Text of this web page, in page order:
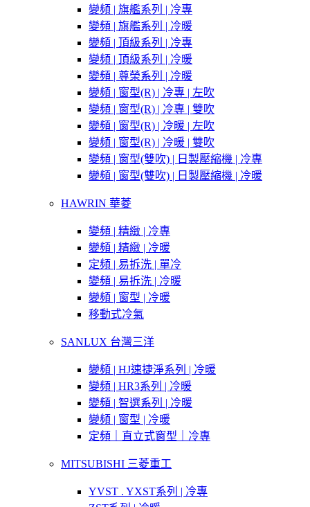
變頻 | 旗艦系列 | 冷專
變頻 | 旗艦系列 | 冷暖
變頻 | 頂級系列 | 冷專
變頻 | 頂級系列 | 冷暖
變頻 | 尊榮系列 | 冷暖
變頻 | 窗型(R) | 冷專 | 左吹
變頻 | 窗型(R) | 冷專 | 雙吹
變頻 | 窗型(R) | 冷暖 | 左吹
變頻 | 窗型(R) | 冷暖 | 雙吹
變頻 | 窗型(雙吹) | 日製壓縮機 | 冷專
變頻 | 窗型(雙吹) | 日製壓縮機 | 冷暖
HAWRIN 華菱
變頻 | 精緻 | 冷專
變頻 | 精緻 | 冷暖
定頻 | 易拆洗 | 單冷
變頻 | 易拆洗 | 冷暖
變頻 | 窗型 | 冷暖
移動式冷氣
SANLUX 台灣三洋
變頻 | HJ速捷淨系列 | 冷暖
變頻 | HR3系列 | 冷暖
變頻 | 智選系列 | 冷暖
變頻 | 窗型 | 冷暖
定頻｜直立式窗型｜冷專
MITSUBISHI 三菱重工
YVST . YXST系列 | 冷專